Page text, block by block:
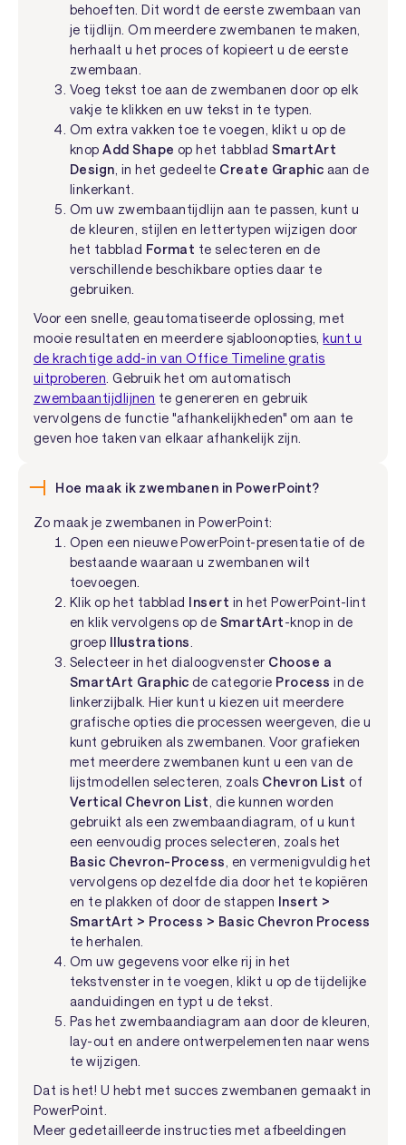
behoeften. Dit wordt de eerste zwembaan van
je tijdlijn. Om meerdere zwembanen te maken,
herhaalt u het proces of kopieert u de eerste
zwembaan.
Voeg tekst toe aan de zwembanen door op elk
vakje te klikken en uw tekst in te typen.
Om extra vakken toe te voegen, klikt u op de
knopAdd Shape op het tabbladSmartArt
Design , in het gedeelte Create Graphic aan de
linkerkant.
Om uw zwembaantijdlijn aan te passen, kunt u
de kleuren, stijlen en lettertypen wijzigen door
het tabblad Format te selecteren en de
verschillende beschikbare opties daar te
gebruiken.
Voor een snelle, geautomatiseerde oplossing, met
mooie resultaten en meerdere sjabloonopties,kunt u
de krachtige add-in van Office Timeline gratis
uitproberen . Gebruik het om automatisch
zwembaantijdlijnen te genereren en gebruik
vervolgens de functie "afhankelijkheden" om aan te
geven hoe taken van elkaar afhankelijk zijn.
Hoe maak ik zwembanen in PowerPoint?
Zo maak je zwembanen in PowerPoint:
Open een nieuwe PowerPoint-presentatie of de
bestaande waaraan u zwembanen wilt
toevoegen.
Klik op het tabblad Insert in het PowerPoint-lint
en klik vervolgens op de SmartArt-knop in de
groep Illustrations
Selecteer in het dialoogvenster Choose a
SmartArt Graphic de categorie Process in de
linkerzijbalk. Hier kunt u kiezen uit meerdere
grafische opties die processen weergeven, die u
kunt gebruiken als zwembanen. Voor grafieken
met meerdere zwembanen kunt u een van de
lijstmodellen selecteren, zoals Chevron List of
Vertical Chevron List , die kunnen worden
gebruikt als een zwembaandiagram, of u kunt
een eenvoudig proces selecteren, zoals het
Basic Chevron-Process , en vermenigvuldig het
vervolgens op dezelfde dia door het te kopiëren
en te plakken of door de stappen Insert >
SmartArt > Process > Basic Chevron Process
te herhalen.
Om uw gegevens voor elke rij in het
tekstvenster in te voegen, klikt u op de tijdelijke
aanduidingen en typt u de tekst.
Pas het zwembaandiagram aan door de kleuren,
lay-out en andere ontwerpelementen naar wens
te wijzigen.
Dat is het! U hebt met succes zwembanen gemaakt in
PowerPoint.
Meer gedetailleerde instructies met afbeeldingen